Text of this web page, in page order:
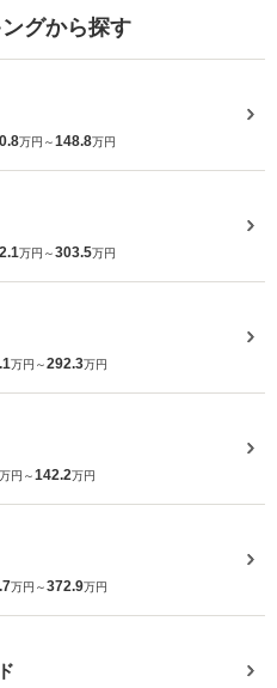
グから探す
万円～148.8万円
万円～303.5万円
万円～292.3万円
万円～142.2万円
万円～372.9万円